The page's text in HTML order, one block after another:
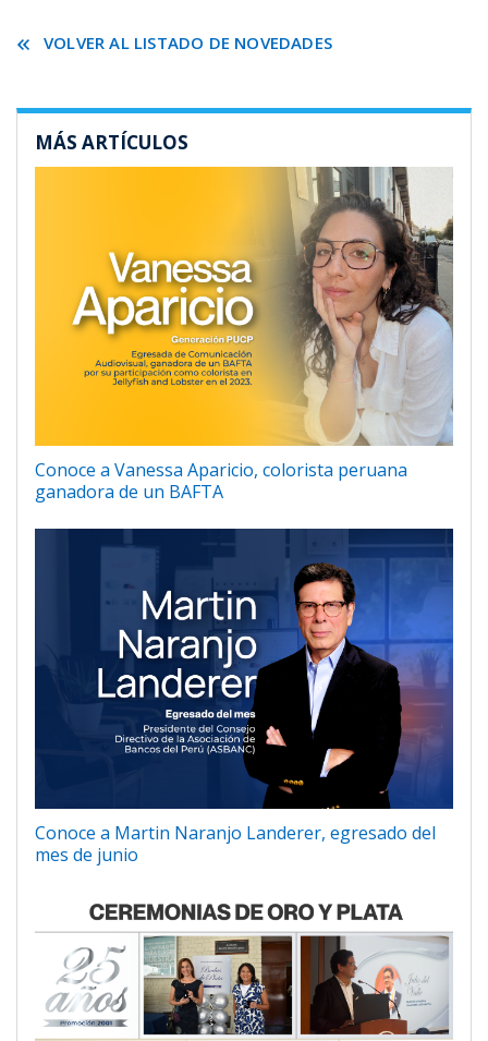
VOLVER AL LISTADO DE NOVEDADES
MÁS ARTÍCULOS
Conoce a Vanessa Aparicio, colorista peruana
ganadora de un BAFTA
Conoce a Martin Naranjo Landerer, egresado del
mes de junio